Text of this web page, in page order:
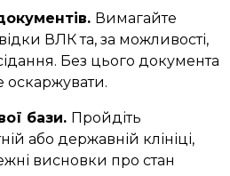
Вимагайте
ВЛК та, за можливості,
Без цього документа
оскаржувати.
бази. Пройдіть
або державній клініці,
висновки про стан